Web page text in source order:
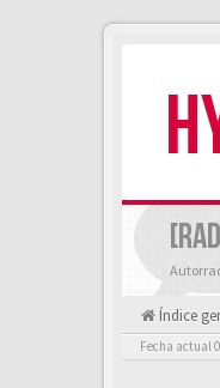
Índice
Fecha actual